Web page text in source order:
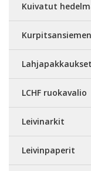
Kuivatut
Lahjapakkaukset
LCHF ruokavalio
Leivinarkit
Leivinpaperit